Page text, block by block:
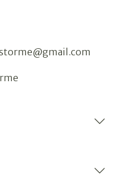
gmail.com